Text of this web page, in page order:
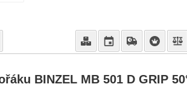
BINZEL MB 501 D GRIP